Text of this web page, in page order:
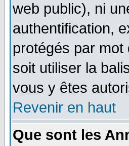
web public), ni
authentification,
protégés par
soit utiliser la
vous y êtes
Revenir en haut
Que sont les